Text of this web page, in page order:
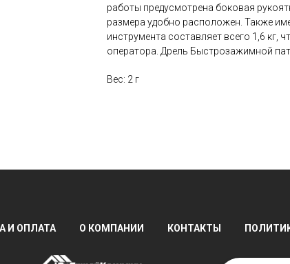
работы предусмотрена боковая
размера удобно расположен. Также
инструмента составляет всего 1,6
оператора. Дрель Быстрозажимной
Вес: 2 г
И ОПЛАТА О КОМПАНИИ КОНТАКТЫ